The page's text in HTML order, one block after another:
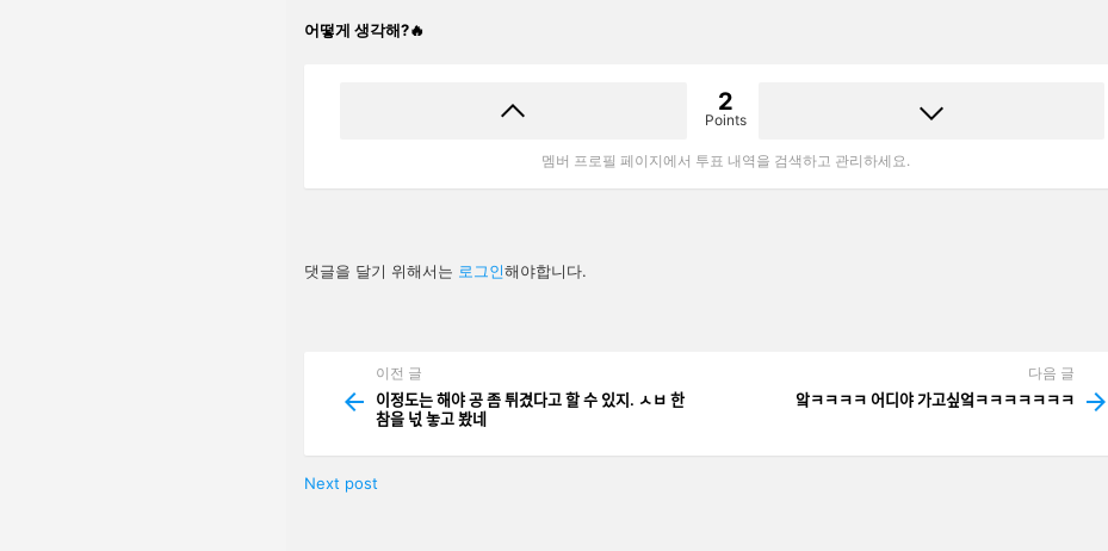
어떻게 생각해?🔥
2
Points
멤버 프로필 페이지에서 투표 내역을 검색하고 관리하세요.
답
글
댓글을 달기 위해서는 로그인해야합니다.
more
이전 글
이정도는 해야 공 좀 튀겼다고 할 수 있지. ㅅㅂ 한
참을 넋 놓고 봤네
다음 글
앜ㅋㅋㅋㅋ 어디야 가고싶엌ㅋㅋㅋㅋㅋㅋㅋ
Next post